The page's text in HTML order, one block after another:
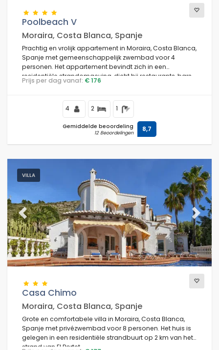
Poolbeach V
Moraira, Costa Blanca, Spanje
Prachtig en vrolijk appartement in Moraira, Costa Blanca,
Spanje met gemeenschappelijk zwembad voor 4
personen. Het appartement bevindt zich in een
residentiële strandomgeving, dicht bij restaurants, bars
en winkels, op 50 meter van het Playa Platgetes strand
Prijs per dag vanaf: € 176
4 2 1
Gemiddelde beoordeling
12 Beoordelingen 8,7
VILLA
Previous Next
Casa Chimo
Moraira, Costa Blanca, Spanje
Grote en comfortabele villa in Moraira, Costa Blanca,
Spanje met privézwembad voor 8 personen. Het huis is
gelegen in een residentiële strandbuurt op 2 km van het
strand van El Portet.